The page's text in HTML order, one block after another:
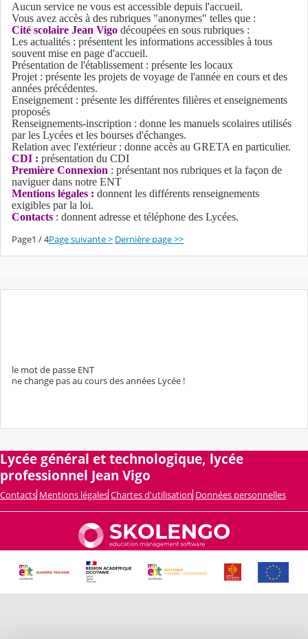
Aucun service ne vous est accessible depuis l'accueil.
Vous avez accès à des rubriques "anonymes" telles que :
Cité scolaire Jean Vigo découpées en sous rubriques :
Les actualités : présentent les informations accessibles à tous
souvent mise en page d'accueil.
Présentation de l'établissement : présente les locaux
Projet : présente les projets de voyage de l'année en cours et des
années précédentes.
Enseignement : présente les différentes filières et enseignements
proposés
Renseignements-inscription : donne les manuels scolaires utilisés
par les Lycées et les bourses d'échanges.
Relation avec l'extérieur : donne accès au GRETA en particulier.
CDI : présentation du CDI
Première Connexion : présentant nos rubriques et la façon de
naviguer dans notre ENT
Mentions légales : donnent les différents renseignements
exigibles par la loi.
Contacts : donnent adresse et téléphone des Lycées.
Page1 / 4Page suivante > Dernière page >>
le mot de passe ENT
ne change pas au cours des années Lycée !
Lycée général et technologique, lycée
professionnel Jean Vigo
Contacts Mentions légales Chartes d'utilisation Données personnelles